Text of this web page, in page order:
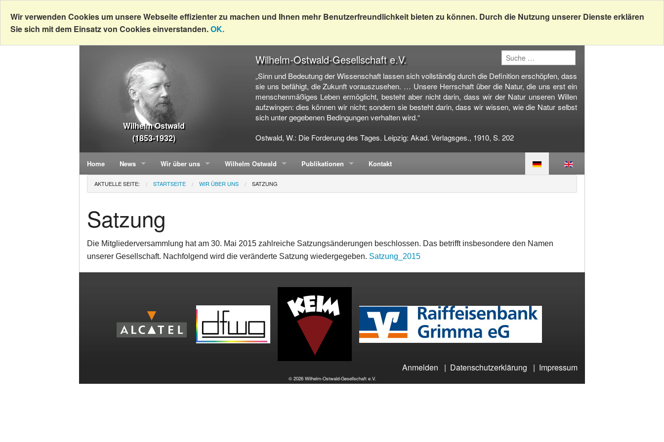
Wir verwenden Cookies um unsere Webseite effizienter zu machen und Ihnen mehr Benutzerfreundlichkeit bieten zu können. Durch die Nutzung unserer Dienste erklären
Sie sich mit dem Einsatz von Cookies einverstanden.OK.
Wilhelm Ostwald
(1853-1932)
Wilhelm-Ostwald-Gesellschaft e.V.
„Sinn und Bedeutung der Wissenschaft lassen sich vollständig durch die Definition erschöpfen, dass
sie uns befähigt, die Zukunft vorauszusehen. … Unsere Herrschaft über die Natur, die uns erst ein
menschenmäßiges Leben ermöglicht, besteht aber nicht darin, dass wir der Natur unseren Willen
aufzwingen: dies können wir nicht; sondern sie besteht darin, dass wir wissen, wie die Natur selbst
sich unter gegebenen Bedingungen verhalten wird.“
Ostwald, W.: Die Forderung des Tages. Leipzig: Akad. Verlagsges., 1910, S. 202
Home News
NeuerscheinungenMonographienBesprechungen
Wir über uns
Geschichte
Projekte
Vorstand und wissenschaftlicher Beirat
Aufnahmeantrag
Wilhelm Ostwald
Leben
Energetik, Wissenschaft und Monismus
Ostwald vor 100 Jahren
Publikationen
Publikationen über Wilhelm Ostwald (Auswahl)
Kontakt
AKTUELLE SEITE: STARTSEITE WIR ÜBER UNS SATZUNG
Satzung
Die Mitgliederversammlung hat am 30. Mai 2015 zahlreiche Satzungsänderungen beschlossen. Das betrifft insbesondere den Namen
unserer Gesellschaft. Nachfolgend wird die veränderte Satzung wiedergegeben. Satzung_2015
Anmelden | Datenschutzerklärung | Impressum
© 2026 Wilhelm-Ostwald-Gesellschaft e.V.